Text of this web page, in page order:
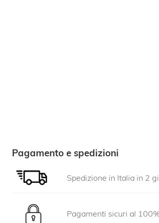
Pagamento e spedizioni
Spedizione in Italia in 2
Pagamenti sicuri al